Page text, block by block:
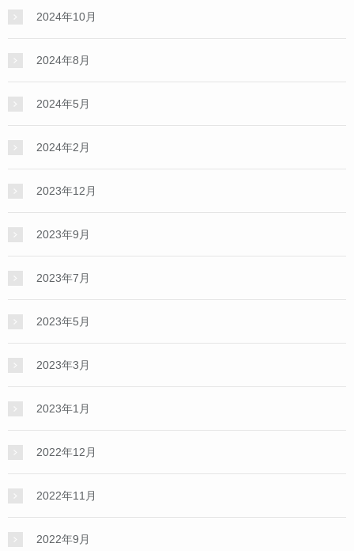
2024年10月
2024年8月
2024年5月
2024年2月
2023年12月
2023年9月
2023年7月
2023年5月
2023年3月
2023年1月
2022年12月
2022年11月
2022年9月